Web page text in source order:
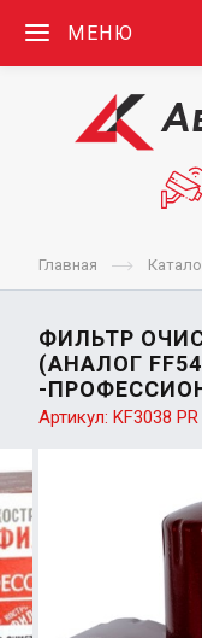
МЕНЮ
Главная
ФИЛЬТР
(АНАЛОГ
-
Артикул: KF3038 PR